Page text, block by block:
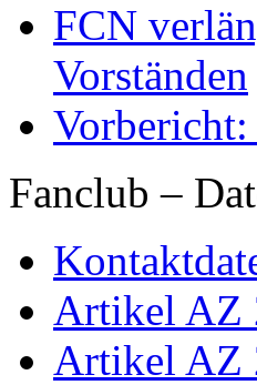
FCN
Vorständen
Fanclub –
Artikel AZ
Artikel AZ